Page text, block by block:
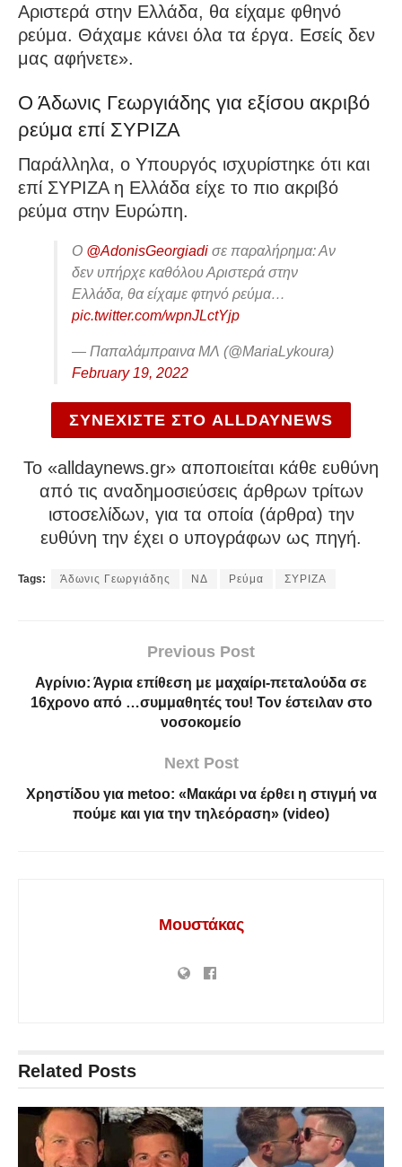
Αριστερά στην Ελλάδα, θα είχαμε φθηνό
ρεύμα. Θάχαμε κάνει όλα τα έργα. Εσείς δεν
μας αφήνετε».
Ο Άδωνις Γεωργιάδης για εξίσου ακριβό
ρεύμα επί ΣΥΡΙΖΑ
Παράλληλα, ο Υπουργός ισχυρίστηκε ότι και
επί ΣΥΡΙΖΑ η Ελλάδα είχε το πιο ακριβό
ρεύμα στην Ευρώπη.
Ο @AdonisGeorgiadi σε παραλήρημα: Αν
δεν υπήρχε καθόλου Αριστερά στην
Ελλάδα, θα είχαμε φτηνό ρεύμα…
pic.twitter.com/wpnJLctYjp
— Παπαλάμπραινα ΜΛ (@MariaLykoura)
February 19, 2022
ΣΥΝΕΧΙΣΤΕ ΣΤΟ ALLDAYNEWS
To «alldaynews.gr» αποποιείται κάθε ευθύνη
από τις αναδημοσιεύσεις άρθρων τρίτων
ιστοσελίδων, για τα οποία (άρθρα) την
ευθύνη την έχει ο υπογράφων ως πηγή.
Tags: Άδωνις Γεωργιάδης ΝΔ Ρεύμα ΣΥΡΙΖΑ
Previous Post
Αγρίνιο: Άγρια επίθεση με μαχαίρι-πεταλούδα σε
16χρονο από …συμμαθητές του! Τον έστειλαν στο
νοσοκομείο
Next Post
Χρηστίδου για metoo: «Μακάρι να έρθει η στιγμή να
πούμε και για την τηλεόραση» (video)
Μουστάκας
Related Posts